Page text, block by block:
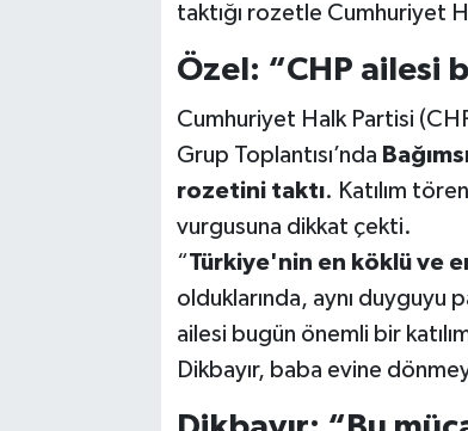
taktığı rozetle Cumhuriyet
Özel: “CHP ailesi
Cumhuriyet Halk Partisi
Grup Toplantısı’nda
rozetini taktı. Katılım
vurgusuna dikkat çekti.
“Türkiye'nin en köklü ve
olduklarında, aynı duyguyu
ailesi bugün önemli bir
Dikbayır, baba evine